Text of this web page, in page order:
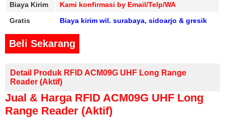
Biaya Kirim
Kami konfirmasi by Email/Telp/WA
Gratis
Biaya kirim wil. surabaya, sidoarjo & gresik
Beli Sekarang
Detail Produk RFID ACM09G UHF Long Range
Reader (Aktif)
Jual & Harga RFID ACM09G UHF Long
Range Reader (Aktif)